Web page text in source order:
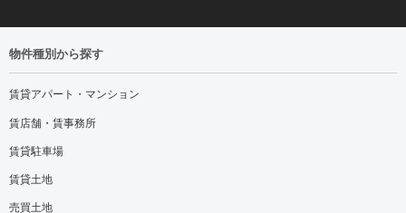
物件種別から探す
賃貸アパート・マンション
賃店舗・賃事務所
賃貸駐車場
賃貸土地
売買土地